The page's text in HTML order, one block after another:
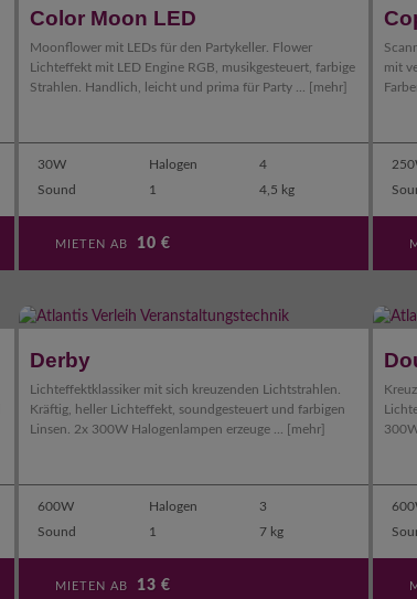
Color Moon LED
Moonflower mit LEDs für den Partykeller. Flower
Lichteffekt mit LED Engine RGB, musikgesteuert, farbige
Strahlen. Handlich, leicht und prima für Party ...
[mehr]
30W Halogen
4
Sound
1 4,5 kg
MIETEN AB 10 €
mit
Derby
Lichteffektklassiker mit sich kreuzenden Lichtstrahlen.
Kräftig, heller Lichteffekt, soundgesteuert und farbigen
Linsen. 2x 300W Halogenlampen erzeuge ...
[mehr]
600W Halogen
3
Sound
1 7 kg
MIETEN AB 13 €